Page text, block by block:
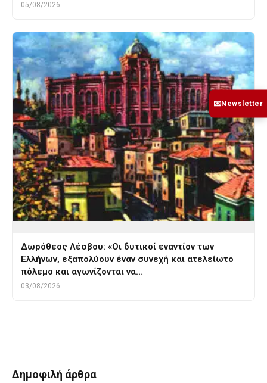
05/08/2026
Δωρόθεος Λέσβου: «Οι δυτικοί εναντίον των
Ελλήνων, εξαπολύουν έναν συνεχή και ατελείωτο
πόλεμο και αγωνίζονται να…
03/08/2026
Δημοφιλή άρθρα
✉Newsletter